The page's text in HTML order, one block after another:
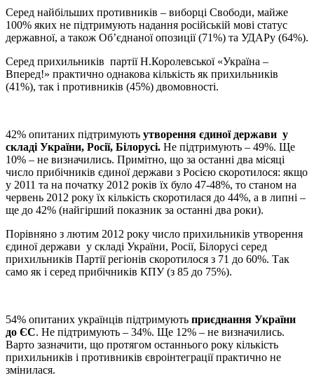
Серед найбільших противників – виборці Свободи, майже
100% яких не підтримують надання російській мові статус
державної, а також Об’єднаної опозиції (71%) та УДАРу (64%).
Серед прихильників партії Н.Королевської «Україна –
Вперед!» практично однакова кількість як прихильників
(41%), так і противників (45%) двомовності.
42% опитаних підтримують утворення єдиної держави у
складі України, Росії, Білорусі. Не підтримують – 49%. Ще
10% – не визначились. Примітно, що за останні два місяці
число прибічників єдиної держави з Росією скоротилося: якщо
у 2011 та на початку 2012 років їх було 47-48%, то станом на
червень 2012 року їх кількість скоротилася до 44%, а в липні –
ще до 42% (найгірший показник за останні два роки).
Порівняно з лютим 2012 року число прихильників утворення
єдиної держави у складі України, Росії, Білорусі серед
прихильників Партії регіонів скоротилося з 71 до 60%. Так
само як і серед прибічників КПУ (з 85 до 75%).
54% опитаних українців підтримують приєднання України
до ЄС. Не підтримують – 34%. Ще 12% – не визначились.
Варто зазначити, що протягом останнього року кількість
прихильників і противників євроінтеграції практично не
змінилася.